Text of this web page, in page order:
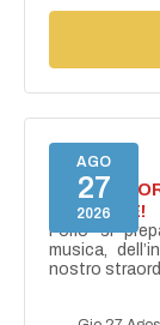
AGO
27
2026
NASCE
ACCENDE!
Forio si
musica,
nostro